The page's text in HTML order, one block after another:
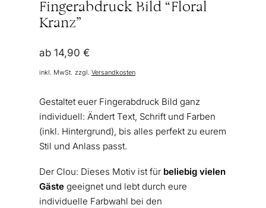
Fingerabdruck Bild “Floral
Kranz”
ab 14,90 €
inkl. MwSt. zzgl. Versandkosten
Gestaltet euer Fingerabdruck Bild ganz
individuell: Ändert Text, Schrift und Farben
(inkl. Hintergrund), bis alles perfekt zu eurem
Stil und Anlass passt.
Der Clou: Dieses Motiv ist für beliebig vielen
Gästegeeignet und lebt durch eure
individuelle Farbwahl bei den